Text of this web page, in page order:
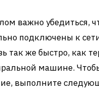
важно убедиться,
подключены к
так же быстро, как
машине.
выполните